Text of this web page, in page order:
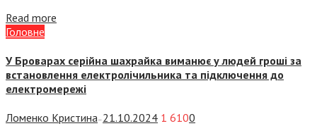
Read more
Головне
У Броварах серійна шахрайка виманює у людей гроші за
встановлення електролічильника та підключення до
електромережі
Ломенко Кристина— 21.10.2024 1 6100